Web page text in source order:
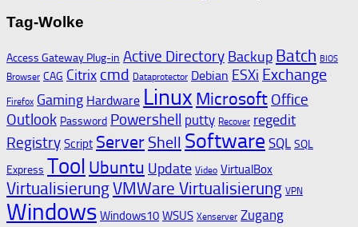
Tag-Wolke
Access Gateway Plug-in Active Directory Backup Batch BIOS
Browser CAG Citrix cmd Dataprotector Debian ESXi Exchange
Firefox Gaming Hardware Linux Microsoft Office
Outlook Password Powershell putty Recover regedit
Registry Script Server Shell Software SQL SQL
Express Tool Ubuntu Update Video VirtualBox
VirtualisierungVMWare Virtualisierung VPN
Windows Windows10 WSUS Xenserver Zugang